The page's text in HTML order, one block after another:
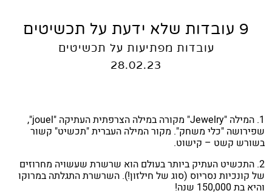
9 עובדות שלא ידעת על תכשיטים
עובדות מפתיעות על תכשיטים
28.02.23
1. המילה "Jewelry" מקורה במילה הצרפתית העתיקה "jouel",
שפירושה "כלי משחק". מקור המילה העברית "תכשיט" קשור
בשורש קשט – קישוט.
2. התכשיט העתיק ביותר בעולם הוא שרשרת שעשויה מחרוזים
של קונכיות נסריוס (סוג של חילזון!). השרשרת התגלתה במרוקו
והיא בת 150,000 שנה!